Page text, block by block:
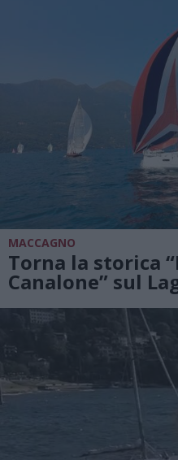
MACCAGNO
Torna la storica
Canalone” sul